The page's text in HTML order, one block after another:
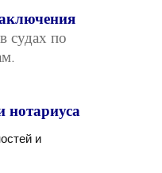
судах по
нотариуса
и